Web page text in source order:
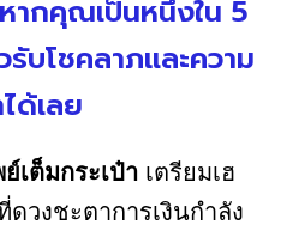
ากคุณเป็นหนึ่งใน 5
บโชคลาภและความ
ด้เลย
เต็มกระเป๋า เตรียมเฮ
วงชะตาการเงินกำลัง